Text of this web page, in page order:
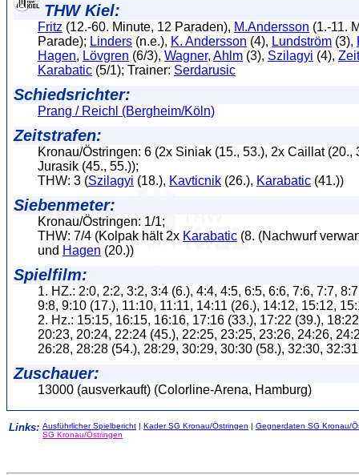
THW Kiel:
Fritz (12.-60. Minute, 12 Paraden), M.Andersson (1.-11.
Parade); Linders (n.e.), K. Andersson (4), Lundström (3),
Hagen, Lövgren (6/3), Wagner, Ahlm (3), Szilagyi (4),
Karabatic (5/1); Trainer: Serdarusic
Schiedsrichter:
Prang / Reichl (Bergheim/Köln)
Zeitstrafen:
Kronau/Östringen: 6 (2x Siniak (15., 53.), 2x Caillat (20.,
Jurasik (45., 55.));
THW: 3 (Szilagyi (18.), Kavticnik (26.), Karabatic (41.))
Siebenmeter:
Kronau/Östringen: 1/1;
THW: 7/4 (Kolpak hält 2x Karabatic (8. (Nachwurf
und Hagen (20.))
Spielfilm:
1. HZ.: 2:0, 2:2, 3:2, 3:4 (6.), 4:4, 4:5, 6:5, 6:6, 7:6, 7:7,
9:8, 9:10 (17.), 11:10, 11:11, 14:11 (26.), 14:12, 15:12,
2. Hz.: 15:15, 16:15, 16:16, 17:16 (33.), 17:22 (39.),
20:23, 20:24, 22:24 (45.), 22:25, 23:25, 23:26, 24:26,
26:28, 28:28 (54.), 28:29, 30:29, 30:30 (58.), 32:30,
Zuschauer:
13000 (ausverkauft) (Colorline-Arena, Hamburg)
Links: Ausführlicher Spielbericht | Kader SG Kronau/Östringen | Gegnerdaten SG Kronau/
SG Kronau/Östringen